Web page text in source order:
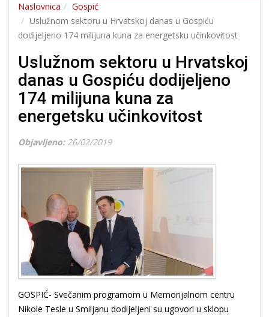
Naslovnica
Gospić
Uslužnom sektoru u Hrvatskoj danas u Gospiću
dodijeljeno 174 milijuna kuna za energetsku učinkovitost
Uslužnom sektoru u Hrvatskoj
danas u Gospiću dodijeljeno
174 milijuna kuna za
energetsku učinkovitost
Objavljeno: 26/02/2019
GOSPIĆ- Svečanim programom u Memorijalnom centru
Nikole Tesle u Smiljanu dodijeljeni su ugovori u sklopu